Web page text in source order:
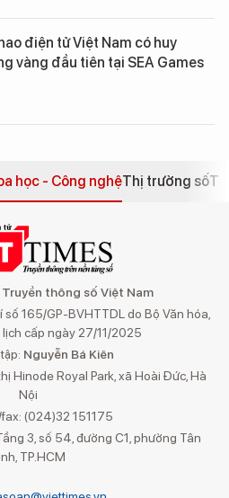
điện tử Việt Nam có huy
vàng đầu tiên tại SEA Games
học - Công nghệThị trường số
thông số Việt Nam
165/GP-BVHTTDL do Bộ Văn hóa,
cấp ngày 27/11/2025
Nguyễn Bá Kiên
Hinode Royal Park, xã Hoài Đức, Hà
Nội
(024)32 151175
3, số 54, đường C1, phường Tân
TP.HCM